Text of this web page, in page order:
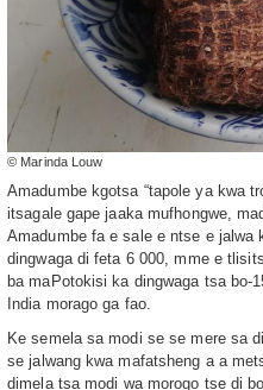
© Marinda Louw
Amadumbe kgotsa “tapole ya kwa
itsagale gape jaaka mufhongwe,
Amadumbe fa e sale e ntse e jalwa
dingwaga di feta 6 000, mme e
ba maPotokisi ka dingwaga tsa bo-
India morago ga fao.
Ke semela sa modi se se mere sa
se jalwang kwa mafatsheng a a
dimela tsa modi wa morogo tse di